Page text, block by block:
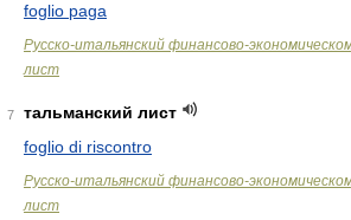
foglio paga
Русско-итальянский финансово-
лист
7
тальманский лист
foglio di riscontro
Русско-итальянский финансово-
лист